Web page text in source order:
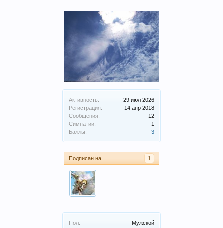
Активность:
29 июл 2026
Регистрация:
14 апр 2018
Сообщения:
12
Симпатии:
1
Баллы:
3
Подписан на 1
Пол:
Мужской